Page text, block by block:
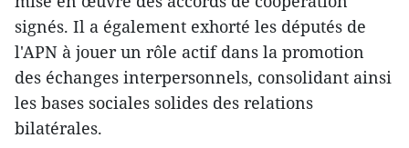
signés. Il a également exhorté les députés de
l'APN à jouer un rôle actif dans la promotion
des échanges interpersonnels, consolidant ainsi
les bases sociales solides des relations
bilatérales.